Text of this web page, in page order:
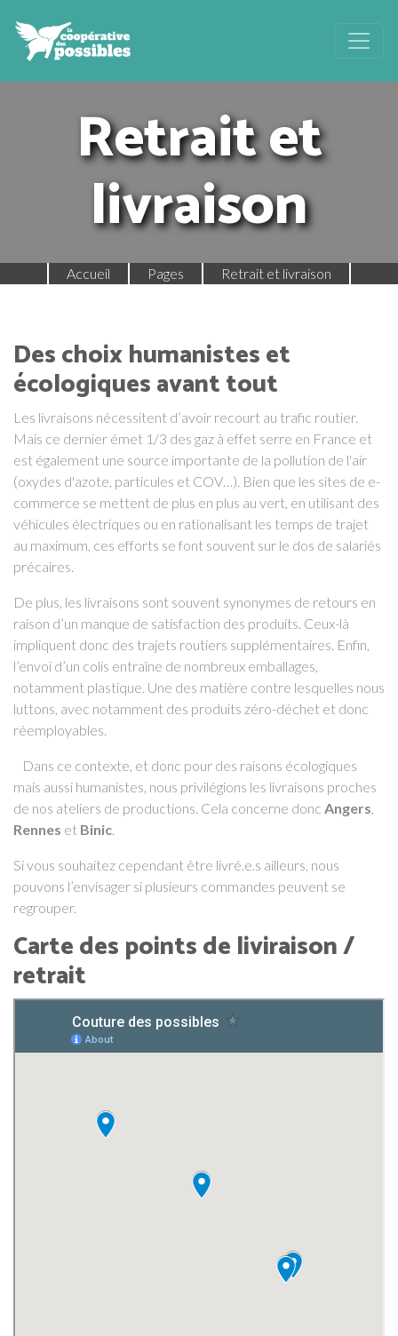
Retrait et
livraison
Accueil Pages Retrait et livraison
Des choix humanistes et
écologiques avant tout
Les livraisons nécessitent d’avoir recourt au trafic routier.
Mais ce dernier émet 1/3 des gaz à effet serre en France et
est également une source importante de la pollution de l'air
(oxydes d'azote, particules et COV…). Bien que les sites de e-
commerce se mettent de plus en plus au vert, en utilisant des
véhicules électriques ou en rationalisant les temps de trajet
au maximum, ces efforts se font souvent sur le dos de salariés
précaires.
De plus, les livraisons sont souvent synonymes de retours en
raison d’un manque de satisfaction des produits. Ceux-là
impliquent donc des trajets routiers supplémentaires. Enfin,
l’envoi d’un colis entraîne de nombreux emballages,
notamment plastique. Une des matière contre lesquelles nous
luttons, avec notamment des produits zéro-déchet et donc
réemployables.
Dans ce contexte, et donc pour des raisons écologiques
mais aussi humanistes, nous privilégions les livraisons proches
de nos ateliers de productions. Cela concerne donc Angers,
Rennes et Binic.
Si vous souhaitez cependant être livré.e.s ailleurs, nous
pouvons l’envisager si plusieurs commandes peuvent se
regrouper.
Carte des points de liviraison /
retrait